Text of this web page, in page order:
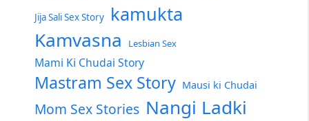
Jija Sali Sex Story kamukta
Kamvasna Lesbian Sex
Mami Ki Chudai Story
Mastram Sex Story Mausi ki Chudai
Mom Sex Stories Nangi Ladki